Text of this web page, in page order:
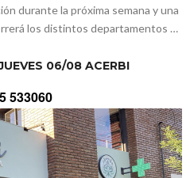
durante la próxima semana y una
los distintos departamentos …
06/08 ACERBI
533060